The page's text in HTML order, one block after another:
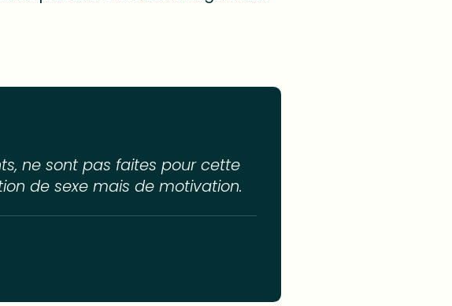
ne sont pas faites pour cette
de sexe mais de motivation.